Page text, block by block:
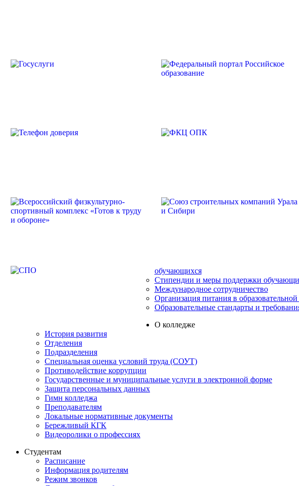
обучающихся
Стипендии и меры поддержки
Международное сотрудничество
Организация питания в
Образовательные стандарты и
О колледже
История развития
Отделения
Подразделения
Специальная оценка условий труда (СОУТ)
Противодействие коррупции
Государственные и муниципальные услуги в электронной форме
Защита персональных данных
Гимн колледжа
Преподавателям
Локальные нормативные документы
Бережливый КГК
Видеоролики о профессиях
Студентам
Расписание
Информация родителям
Режим звонков